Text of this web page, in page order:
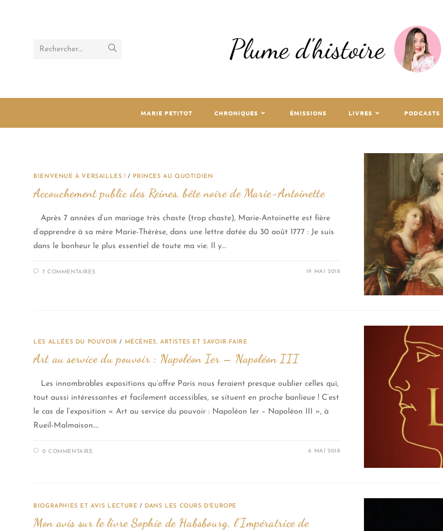
Rechercher…
MARIE PETITOT CHRONIQUES ÉMISSIONS LIVRES PODCASTS
BIENVENUE À VERSAILLES ! / PRINCES AU QUOTIDIEN
Accouchement public des Reines, bête noire de Marie-Antoinette
Après 7 années d’un mariage très chaste (trop chaste), Marie-Antoinette est fière
d’apprendre à sa mère Marie-Thérèse, dans une lettre datée du 30 août 1777 : Je suis
dans le bonheur le plus essentiel de toute ma vie. Il y…
7 COMMENTAIRES 19 MAI 2018
LES ALLÉES DU POUVOIR / MÉCÈNES, ARTISTES ET SAVOIR-FAIRE
Art au service du pouvoir : Napoléon Ier – Napoléon III
Les innombrables expositions qu’offre Paris nous feraient presque oublier celles qui,
tout aussi intéressantes et facilement accessibles, se situent en proche banlieue ! C’est
le cas de l’exposition « Art au service du pouvoir : Napoléon Ier – Napoléon III », à
Rueil-Malmaison.…
0 COMMENTAIRE 6 MAI 2018
BIOGRAPHIES ET AVIS LECTURE / DANS LES COURS D'EUROPE
Mon avis sur le livre Sophie de Habsbourg, l’Impératrice de